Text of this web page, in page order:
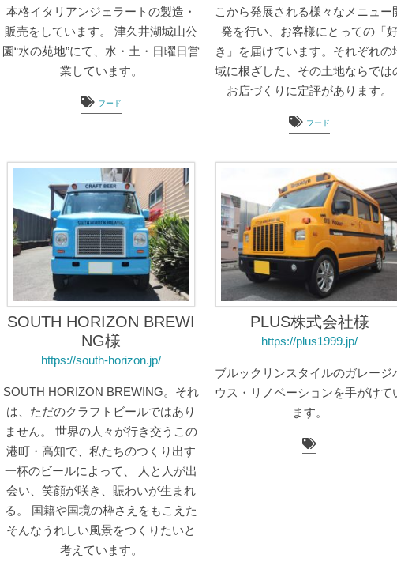
本格イタリアンジェラートの製造・
販売をしています。 津久井湖城山公
園“水の苑地”にて、水・土・日曜日営
業しています。
フード
こから発展される様々なメニュー
発を行い、お客様にとっての「
き」を届けています。それぞれの
域に根ざした、その土地ならでは
お店づくりに定評があります。
フード
SOUTH HORIZON BREWI
NG様
https://south-horizon.jp/
SOUTH HORIZON BREWING。それ
は、ただのクラフトビールではあり
ません。 世界の人々が行き交うこの
港町・高知で、私たちのつくり出す
一杯のビールによって、 人と人が出
会い、笑顔が咲き、賑わいが生まれ
る。 国籍や国境の枠さえをもこえた
そんなうれしい風景をつくりたいと
考えています。
PLUS株式会社様
https://plus1999.jp/
ブルックリンスタイルのガレージ
ウス・リノベーションを手がけて
ます。